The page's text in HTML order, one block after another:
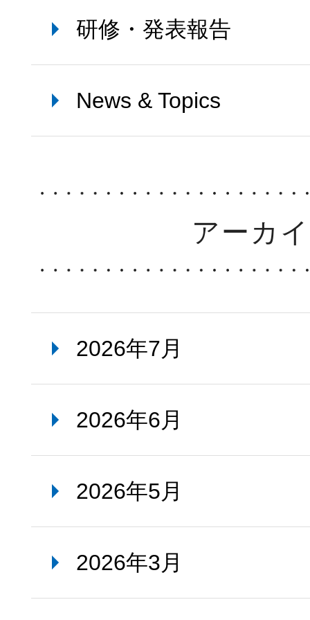
研修・発表報告
News & Topics
アーカ
2026年7月
2026年6月
2026年5月
2026年3月